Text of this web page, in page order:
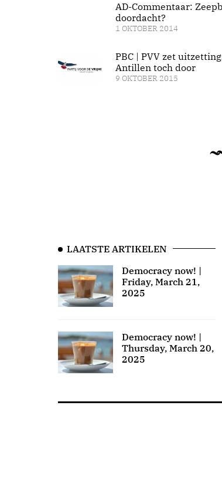
AD-Commentaar:
doordacht?
1 OKTOBER 2014
PBC | PVV zet
Antillen toch door
9 OKTOBER 2015
LAATSTE ARTIKELEN
Democracy now! |
Friday, March 21,
2025
Democracy now! |
Thursday, March 20,
2025